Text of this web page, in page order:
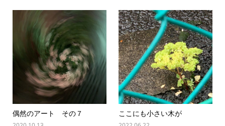
偶然のアート その７ ここにも小さい木が